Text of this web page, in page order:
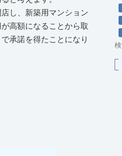
し、新築用マンション
高額になることから取
承諾を得たことになり